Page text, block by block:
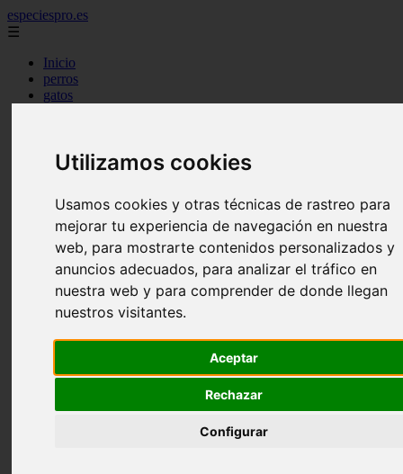
Utilizamos cookies
Usamos cookies y otras técnicas de rastreo para
mejorar tu experiencia de navegación en nuestra
web, para mostrarte contenidos personalizados y
anuncios adecuados, para analizar el tráfico en
nuestra web y para comprender de donde llegan
nuestros visitantes.
Aceptar
Rechazar
Configurar
especiespro.es
☰
Inicio
perros
gatos
acuarios
salud
ventas
mantenimiento
marketing
bienestar
peque os mam feros
legislaci n
peluquer a
peluquer a canina